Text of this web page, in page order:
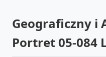
Geograficzny i
Portret 05-084